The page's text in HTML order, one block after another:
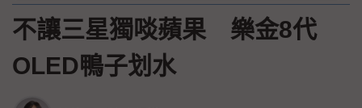
不讓三星獨啖蘋果 樂金8代
OLED鴨子划水